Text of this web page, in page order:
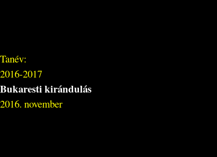
Tanév:
2016-2017
Bukaresti kirándulás
2016. november